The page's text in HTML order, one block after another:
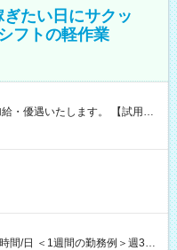
ぎたい日にサクッ
フトの軽作業
いたします。 【試用期
間/日 ＜1週間の勤務例＞週3回